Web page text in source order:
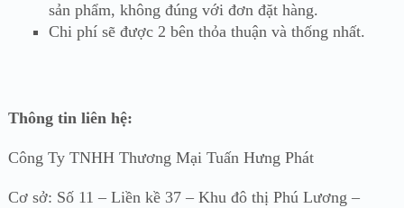
sản phẩm, không đúng với đơn đặt hàng.
Chi phí sẽ được 2 bên thỏa thuận và thống nhất.
Thông tin liên hệ:
Công Ty TNHH Thương Mại Tuấn Hưng Phát
Cơ sở: Số 11 – Liền kề 37 – Khu đô thị Phú Lương –